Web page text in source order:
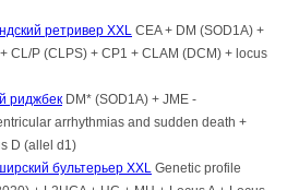
ретривер XXL CEA + DM (SOD1A) +
CL/P (CLPS) + CP1 + CLAM (DCM) + locus
риджбек DM* (SOD1A) + JME -
arrhythmias and sudden death +
D (allel d1)
бультерьер XXL Genetic profile